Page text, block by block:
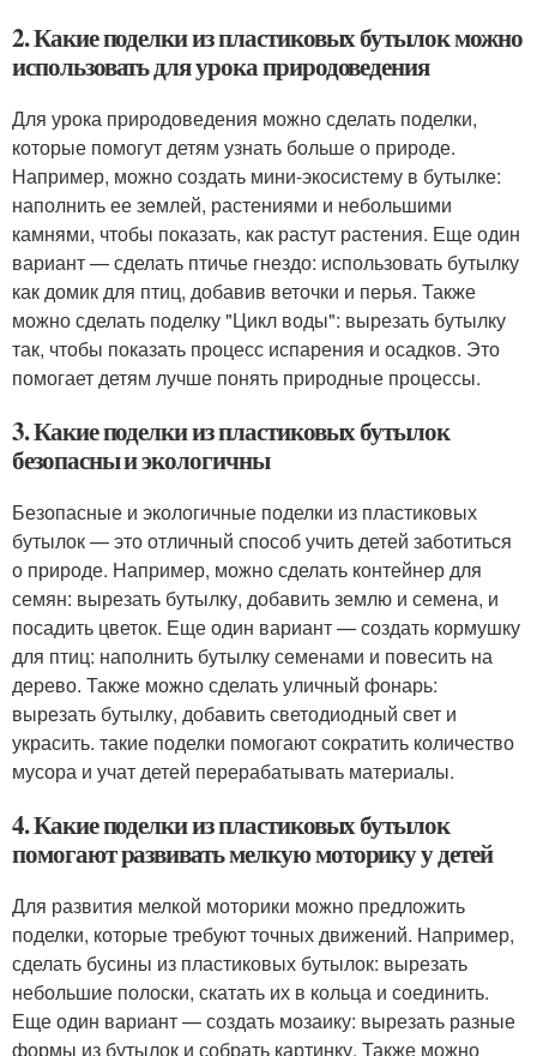
2. Какие поделки из пластиковых бутылок можно
использовать для урока природоведения
Для урока природоведения можно сделать поделки,
которые помогут детям узнать больше о природе.
Например, можно создать мини-экосистему в бутылке:
наполнить ее землей, растениями и небольшими
камнями, чтобы показать, как растут растения. Еще один
вариант — сделать птичье гнездо: использовать бутылку
как домик для птиц, добавив веточки и перья. Также
можно сделать поделку "Цикл воды": вырезать бутылку
так, чтобы показать процесс испарения и осадков. Это
помогает детям лучше понять природные процессы.
3. Какие поделки из пластиковых бутылок
безопасны и экологичны
Безопасные и экологичные поделки из пластиковых
бутылок — это отличный способ учить детей заботиться
о природе. Например, можно сделать контейнер для
семян: вырезать бутылку, добавить землю и семена, и
посадить цветок. Еще один вариант — создать кормушку
для птиц: наполнить бутылку семенами и повесить на
дерево. Также можно сделать уличный фонарь:
вырезать бутылку, добавить светодиодный свет и
украсить. такие поделки помогают сократить количество
мусора и учат детей перерабатывать материалы.
4. Какие поделки из пластиковых бутылок
помогают развивать мелкую моторику у детей
Для развития мелкой моторики можно предложить
поделки, которые требуют точных движений. Например,
сделать бусины из пластиковых бутылок: вырезать
небольшие полоски, скатать их в кольца и соединить.
Еще один вариант — создать мозаику: вырезать разные
формы из бутылок и собрать картинку. Также можно